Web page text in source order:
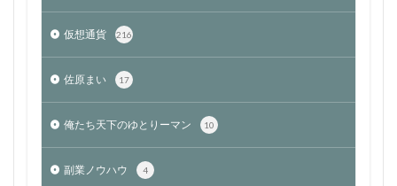
仮想通貨 216
佐原まい 17
俺たち天下のゆとりーマン 10
副業ノウハウ 4